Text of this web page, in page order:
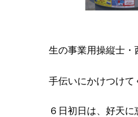
当校
生の事業用操縦士・
手伝いにかけつけて
６日初日は、好天に